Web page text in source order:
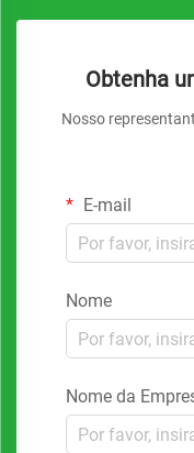
Obtenha
Nosso
E-mail
Nome
Nome da